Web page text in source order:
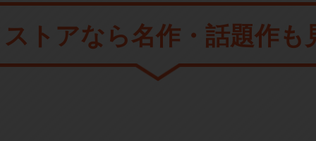
トアなら名作・話題作も